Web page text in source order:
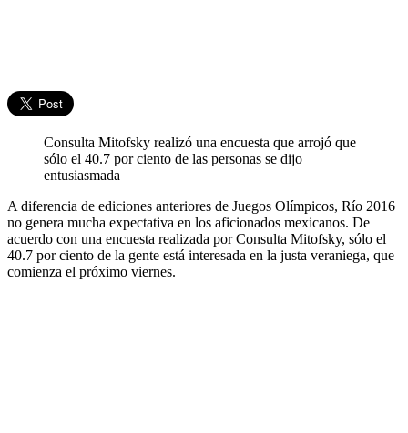
Consulta Mitofsky realizó una encuesta que arrojó que
sólo el 40.7 por ciento de las personas se dijo
entusiasmada
A diferencia de ediciones anteriores de Juegos Olímpicos, Río 2016
no genera mucha expectativa en los aficionados mexicanos. De
acuerdo con una encuesta realizada por Consulta Mitofsky, sólo el
40.7 por ciento de la gente está interesada en la justa veraniega, que
comienza el próximo viernes.